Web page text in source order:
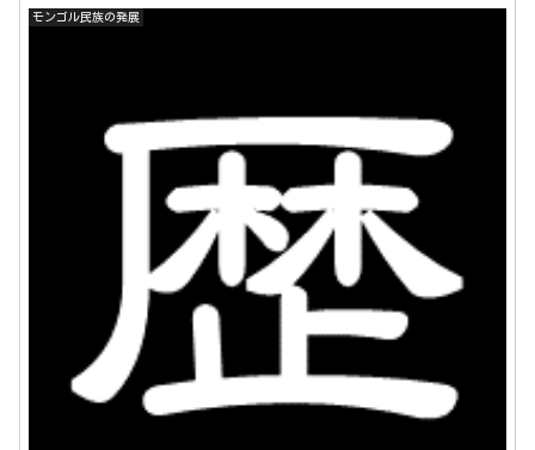
モンゴル民族の発展